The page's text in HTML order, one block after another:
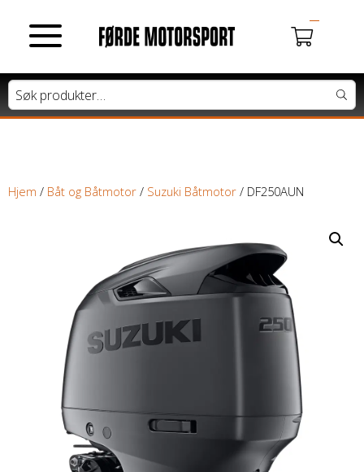
MOTORSYKLER
Lett motorsykkel
ATV / SNØSCOOTER
Honda ATV
Kawasaki ATV/UTV
Hisun ATV / UTV
Hjem / Båt og Båtmotor / Suzuki Båtmotor / DF250AUN